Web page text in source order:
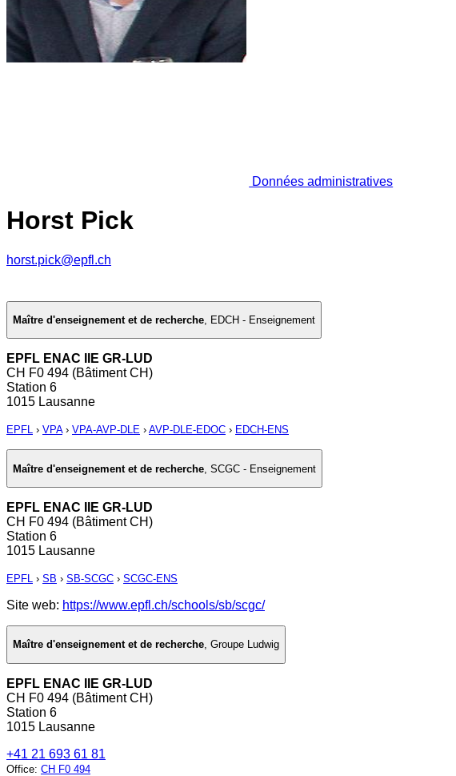
Données administratives
Horst Pick
horst.pick@epfl.ch
Maître d'enseignement et de recherche, EDCH - Enseignement
EPFL ENAC IIE GR-LUD
CH F0 494 (Bâtiment CH)
Station 6
1015 Lausanne
EPFL › VPA› VPA-AVP-DLE › AVP-DLE-EDOC › EDCH-ENS
Maître d'enseignement et de recherche SCGC - Enseignement
EPFL ENAC IIE GR-LUD
CH F0 494 (Bâtiment CH)
Station 6
1015 Lausanne
EPFL › SB › SB-SCGC › SCGC-ENS
Site web: https://www.epfl.ch/schools/sb/scgc/
Maître d'enseignement et de recherche, Groupe Ludwig
EPFL ENAC IIE GR-LUD
CH F0 494 (Bâtiment CH)
Station 6
1015 Lausanne
+41 21 693 61 81
Office: CH F0 494